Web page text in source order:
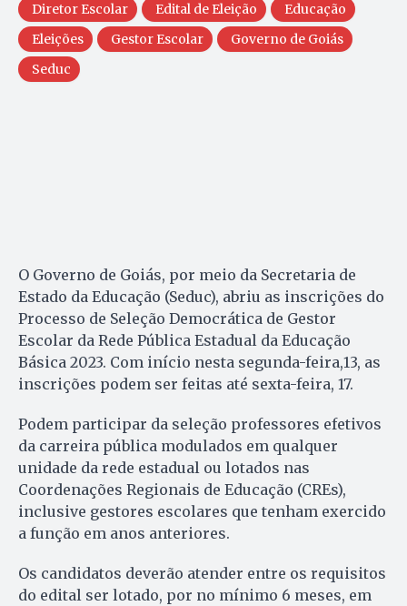
Diretor Escolar Edital de Eleição
Educação
Eleições
Gestor Escolar
Governo de Goiás
Seduc
O Governo de Goiás, por meio da Secretaria de
Estado da Educação (Seduc), abriu as inscrições do
Processo de Seleção Democrática de Gestor
Escolar da Rede Pública Estadual da Educação
Básica 2023. Com início nesta segunda-feira,13, as
inscrições podem ser feitas até sexta-feira, 17.
Podem participar da seleção professores efetivos
da carreira pública modulados em qualquer
unidade da rede estadual ou lotados nas
Coordenações Regionais de Educação (CREs),
inclusive gestores escolares que tenham exercido
a função em anos anteriores.
Os candidatos deverão atender entre os requisitos
do edital ser lotado, por no mínimo 6 meses, em